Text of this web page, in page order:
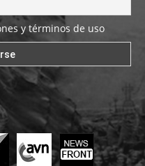
y términos de uso